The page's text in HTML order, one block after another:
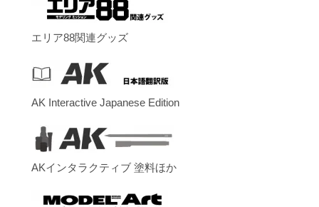
エリア88関連グッズ
AK Interactive Japanese Edition
AKインタラクティブ 塗料ほか